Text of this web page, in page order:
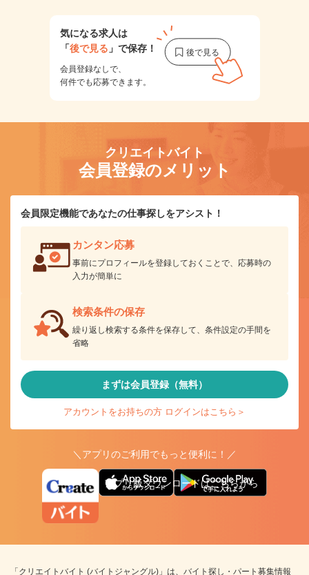
気になる求人は
「後で見る 」で保存！
会員登録なしで、
何件でも応募できます。
クリエイトバイト
会員登録のメリット
会員限定機能であなたの仕事探しをアシスト！
カンタン応募
事前にプロフィールを登録しておくことで、応募時の
入力が簡単に
検索条件の保存
繰り返し検索する条件を保存して、条件設定の手間を
省略
まずは会員登録（無料）
アカウントをお持ちの方 ログインはこちら＞
＼アプリのご利用でもっと便利に！／
アプリ版ダウンロードはこちらから
「クリエイトバイト (バイトジャングル)」は、バイト探し・パート募集情報